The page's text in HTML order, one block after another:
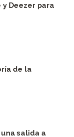
y Deezer para
de la
salida a